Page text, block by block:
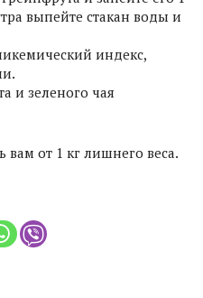
выпейте стакан воды и
индекс,
и зеленого чая
вам от 1 кг лишнего веса.